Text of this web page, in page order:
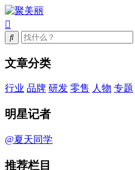
文章分类
行业 品牌 研发 零售 人物 专题
明星记者
@夏天同学
推荐栏目